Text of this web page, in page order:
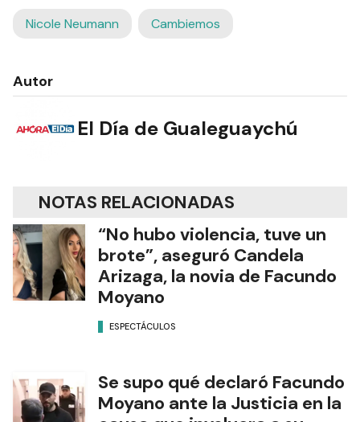
Nicole Neumann Cambiemos
Autor
El Día de Gualeguaychú
NOTAS RELACIONADAS
“No hubo violencia, tuve un
brote”, aseguró Candela
Arizaga, la novia de Facundo
Moyano
ESPECTÁCULOS
Se supo qué declaró Facundo
Moyano ante la Justicia en la